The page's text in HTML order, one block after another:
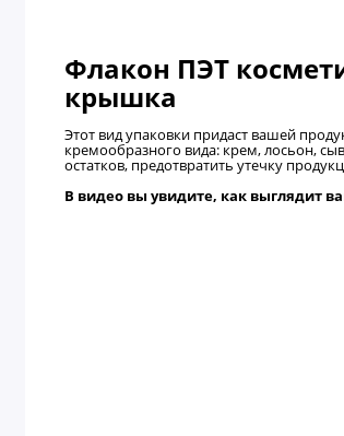
Флакон ПЭТ
крышка
Этот вид упаковки придаст вашей
кремообразного вида: крем, лосьон,
остатков, предотвратить утечку
В видео вы увидите, как выглядит